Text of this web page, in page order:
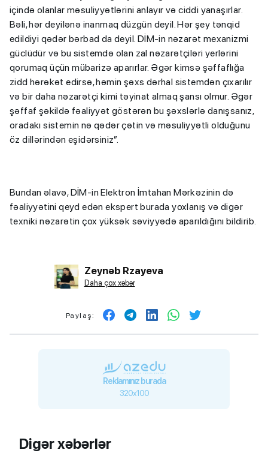
içində olanlar məsuliyyətlərini anlayır və ciddi yanaşırlar.
Bəli, hər deyilənə inanmaq düzgün deyil. Hər şey tənqid
edildiyi qədər bərbad da deyil. DİM-in nəzarət mexanizmi
güclüdür və bu sistemdə olan zal nəzarətçiləri yerlərini
qorumaq üçün mübarizə aparırlar. Əgər kimsə şəffaflığa
zidd hərəkət edirsə, həmin şəxs dərhal sistemdən çıxarılır
və bir daha nəzarətçi kimi təyinat almaq şansı olmur. Əgər
şəffaf şəkildə fəaliyyət göstərən bu şəxslərlə danışsanız,
oradakı sistemin nə qədər çətin və məsuliyyətli olduğunu
öz dillərindən eşidərsiniz”.
Bundan əlavə, DİM-in Elektron İmtahan Mərkəzinin də
fəaliyyətini qeyd edən ekspert burada yoxlanış və digər
texniki nəzarətin çox yüksək səviyyədə aparıldığını bildirib.
Zeynəb Rzayeva
Daha çox xəbər
Paylaş:
Reklamınız burada
320x100
Digər xəbərlər